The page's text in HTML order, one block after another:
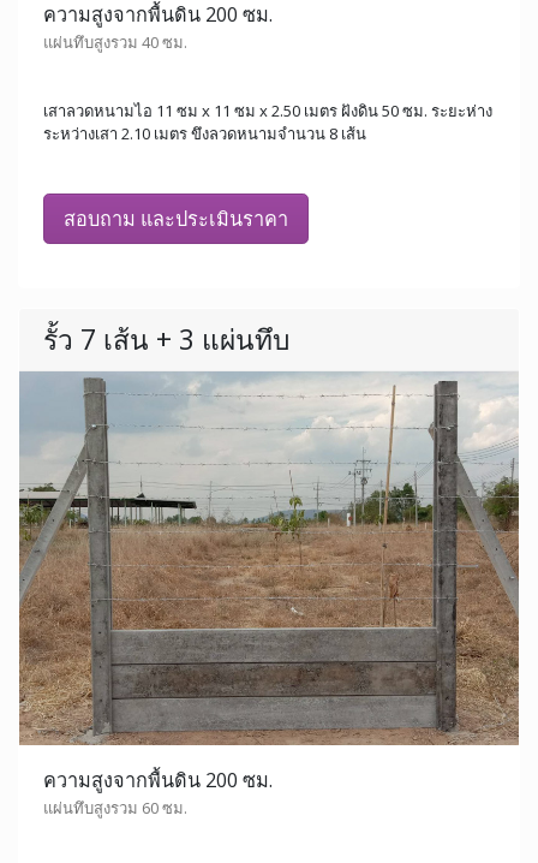
ความสูงจากพื้นดิน 200 ซม.
แผ่นทึบสูงรวม 40 ซม.
เสาลวดหนามไอ 11 ซม x 11 ซม x 2.50 เมตร ฝังดิน 50 ซม. ระยะห่าง
ระหว่างเสา 2.10 เมตร ขึงลวดหนามจำนวน 8 เส้น
สอบถาม และประเมินราคา
รั้ว 7 เส้น + 3 แผ่นทึบ
ความสูงจากพื้นดิน 200 ซม.
แผ่นทึบสูงรวม 60 ซม.